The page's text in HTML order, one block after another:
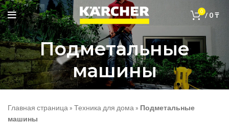
0 / 0₸
Подметальные
машины
Главная страница » Техника для дома » Подметальные
машины